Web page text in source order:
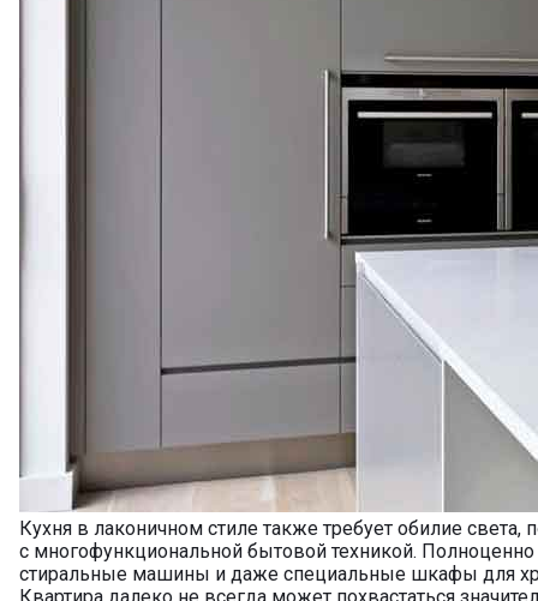
Кухня в лаконичном стиле также требует обилие
с многофункциональной бытовой техникой.
стиральные машины и даже специальные шкафы для